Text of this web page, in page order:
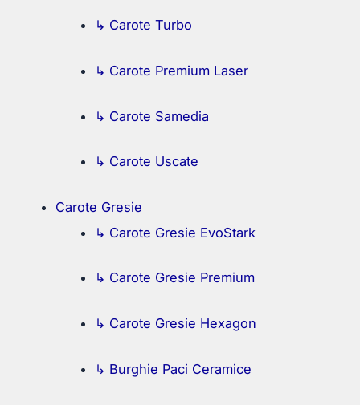
↳ Carote Turbo
↳ Carote Premium Laser
↳ Carote Samedia
↳ Carote Uscate
Carote Gresie
↳ Carote Gresie EvoStark
↳ Carote Gresie Premium
↳ Carote Gresie Hexagon
↳ Burghie Paci Ceramice